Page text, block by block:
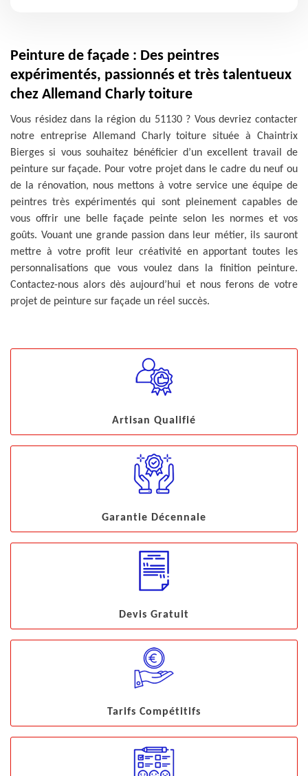
Peinture de façade : Des peintres
expérimentés, passionnés et très talentueux
chez Allemand Charly toiture
Vous résidez dans la région du 51130 ? Vous devriez contacter
notre entreprise Allemand Charly toiture située à Chaintrix
Bierges si vous souhaitez bénéficier d’un excellent travail de
peinture sur façade. Pour votre projet dans le cadre du neuf ou
de la rénovation, nous mettons à votre service une équipe de
peintres très expérimentés qui sont pleinement capables de
vous offrir une belle façade peinte selon les normes et vos
goûts. Vouant une grande passion dans leur métier, ils sauront
mettre à votre profit leur créativité en apportant toutes les
personnalisations que vous voulez dans la finition peinture.
Contactez-nous alors dès aujourd’hui et nous ferons de votre
projet de peinture sur façade un réel succès.
Artisan Qualifié
Garantie Décennale
Devis Gratuit
Tarifs Compétitifs